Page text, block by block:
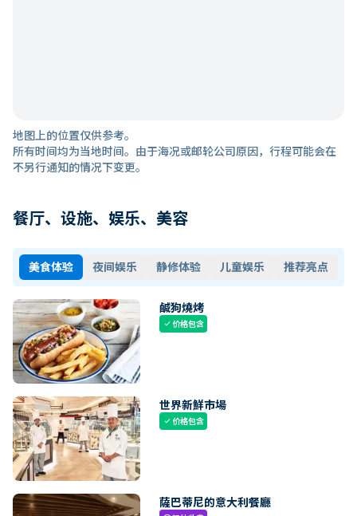
地图上的位置仅供参考。
所有时间均为当地时间。由于海况或邮轮公司原因，行程可能会在
不另行通知的情况下变更。
餐厅、设施、娱乐、美容
美食体验 夜间娱乐 静修体验 儿童娱乐 推荐亮点
鹹狗燒烤
check价格包含
世界新鮮市場
check价格包含
薩巴蒂尼的意大利餐廳